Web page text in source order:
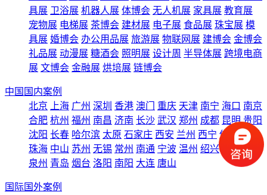
具展 卫浴展 机器人展 体博会 无人机展 家具展 教育展
宠物展 电梯展 茶博会 建材展 电子展 食品展 珠宝展 模
具展 婚博会 办公用品展 旅游展 物联网展 建博会 金博会
礼品展 动漫展 糖酒会 照明展 设计周 半导体展 跨境电商
展 文博会 金融展 烘培展 链博会
中国国内案例
北京
上海 广州 深圳 香港 澳门 重庆 天津 南宁 海口 南京
合肥 杭州 福州 南昌 济南 长沙 武汉 郑州 成都 昆明 贵阳
沈阳 长春 哈尔滨 太原 石家庄 西安 兰州 西宁 佛山 东莞
珠海 中山 苏州 无锡 常州 南通 宁波 温州 绍兴 义乌 厦门
泉州 青岛 烟台 洛阳 南阳 大连 唐山
国际国外案例